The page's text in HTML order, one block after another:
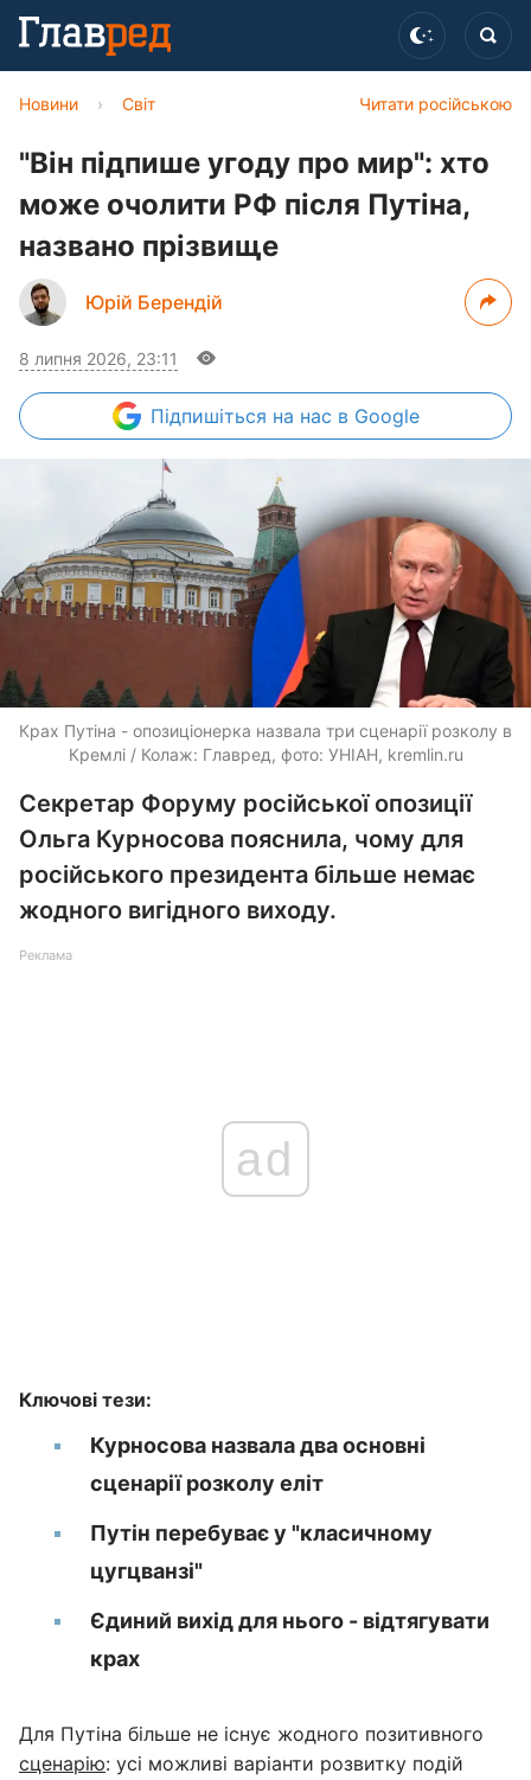
Читати російською
Новини › Світ
"Він підпише угоду про мир": хто
може очолити РФ після Путіна,
названо прізвище
Юрій Берендій
8 липня 2026, 23:11
Підпишіться на нас в Google
Крах Путіна - опозиціонерка назвала три сценарії розколу в
Кремлі / Колаж: Главред, фото: УНІАН, kremlin.ru
Секретар Форуму російської опозиції
Ольга Курносова пояснила, чому для
російського президента більше немає
жодного вигідного виходу.
Реклама
ad
Ключові тези:
Курносова назвала два основні
сценарії розколу еліт
Путін перебуває у "класичному
цугцванзі"
Єдиний вихід для нього - відтягувати
крах
Для Путіна більше не існує жодного позитивного
сценарію: усі можливі варіанти розвитку подій